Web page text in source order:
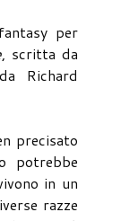
per
, scritta da
Richard
precisato
potrebbe
in un
razze